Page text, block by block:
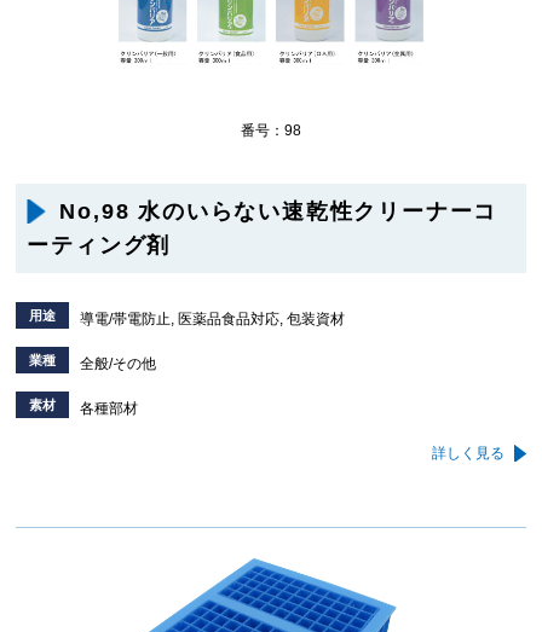
番号：98
No,98 水のいらない速乾性クリーナーコ
ーティング剤
用途 導電/帯電防止, 医薬品食品対応, 包装資材
業種 全般/その他
素材 各種部材
詳しく見る